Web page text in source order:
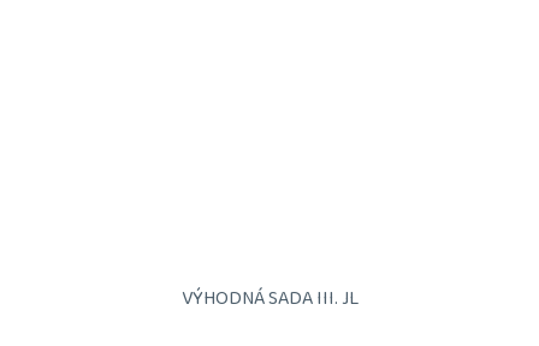
VÝHODNÁ SADA III. JL